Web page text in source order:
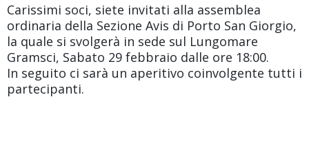
Carissimi soci, siete invitati alla assemblea
ordinaria della Sezione Avis di Porto San Giorgio,
la quale si svolgerà in sede sul Lungomare
Gramsci, Sabato 29 febbraio dalle ore 18:00.
In seguito ci sarà un aperitivo coinvolgente tutti i
partecipanti.